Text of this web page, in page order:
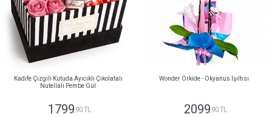
Kadife Çizgili Kutuda Ayıcıklı Çikolatalı
Nutellalı Pembe Gül
1799 ,90 TL
Wonder Orkide - Okyanus Işıltısı
2099 ,90 TL